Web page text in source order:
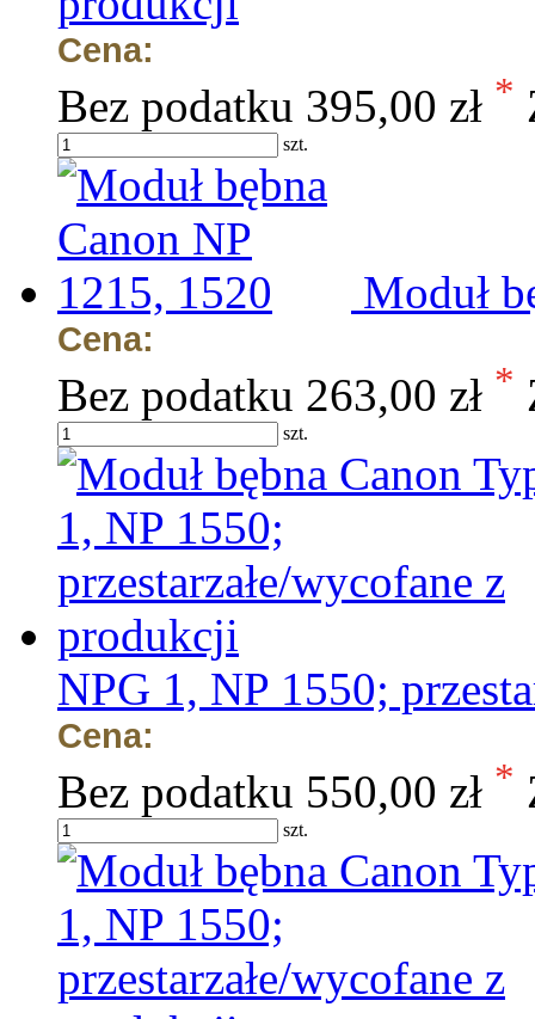
Cena:
Bez podatku 395,00 zł *
szt.
Moduł
Cena:
Bez podatku 263,00 zł *
szt.
NPG 1, NP 1550;
Cena:
Bez podatku 550,00 zł *
szt.